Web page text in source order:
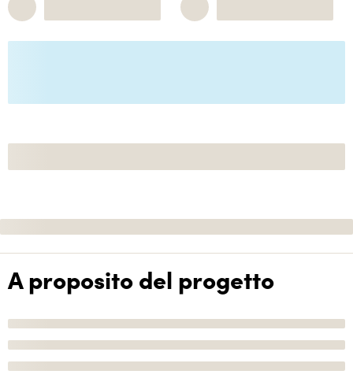
A proposito del progetto